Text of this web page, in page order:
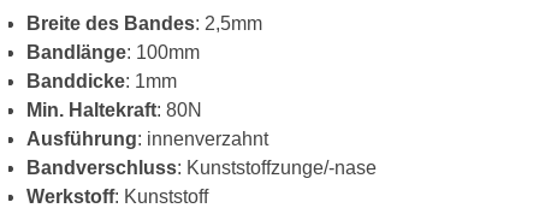
Breite des Bandes: 2,5mm
Bandlänge: 100mm
Banddicke: 1mm
Min. Haltekraft: 80N
Ausführung: innenverzahnt
Bandverschluss: Kunststoffzunge/-nase
Werkstoff: Kunststoff